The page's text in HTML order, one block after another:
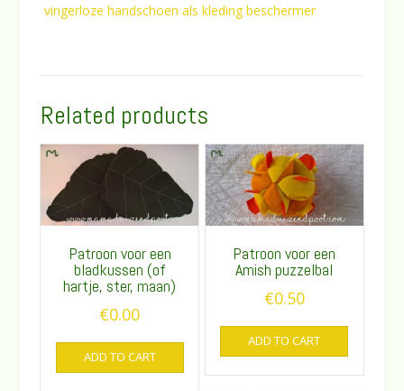
vingerloze handschoen als kleding beschermer
Related products
Patroon voor een
bladkussen (of
hartje, ster, maan)
€0.00
ADD TO CART
Patroon voor een
Amish puzzelbal
€0.50
ADD TO CART